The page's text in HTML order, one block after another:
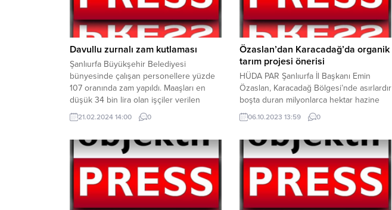
Davullu zurnalı zam kutlaması
Şanlıurfa Büyükşehir Belediyesi
bünyesinde çalışan personellere yüzde
107 oranında zam yapıldı. Maaşları en
düşük 34 bin lira olan işçiler verilen
zammı davul zurna eşliğinde halay
çekerek kutladı. Şanlıurfa Büyükşehir
Beyazgül, her zaman işçilerin yanında
olduklarını söyledi. Şanlıurfa Büyükşehir
Belediyesi bünyesinde çalışan
personellere maaş müjdesinin ardından
Başkan...
21.02.2024 14:00 0
Özaslan’dan Karacadağ’da organik
tarım projesi önerisi
HÜDA PAR Şanlıurfa İl Başkanı Emin
Özaslan, Karacadağ Bölgesi’nde asırlardır
boşta duran milyonlarca hektar hazine
arazisinin tarıma kazandırılması için
‘Organik Tarım Projesi’ önerisini
Bölgesi’nde incelemelerde bulunduktan
sonra kameralar karşısına geçen Özaslan
“HÜDA PAR olarak bu hafta tarımsal
üretimde milli gelire büyük katkı sunacak
olan bir projeyi sizlerle...
06.10.2023 13:59 0